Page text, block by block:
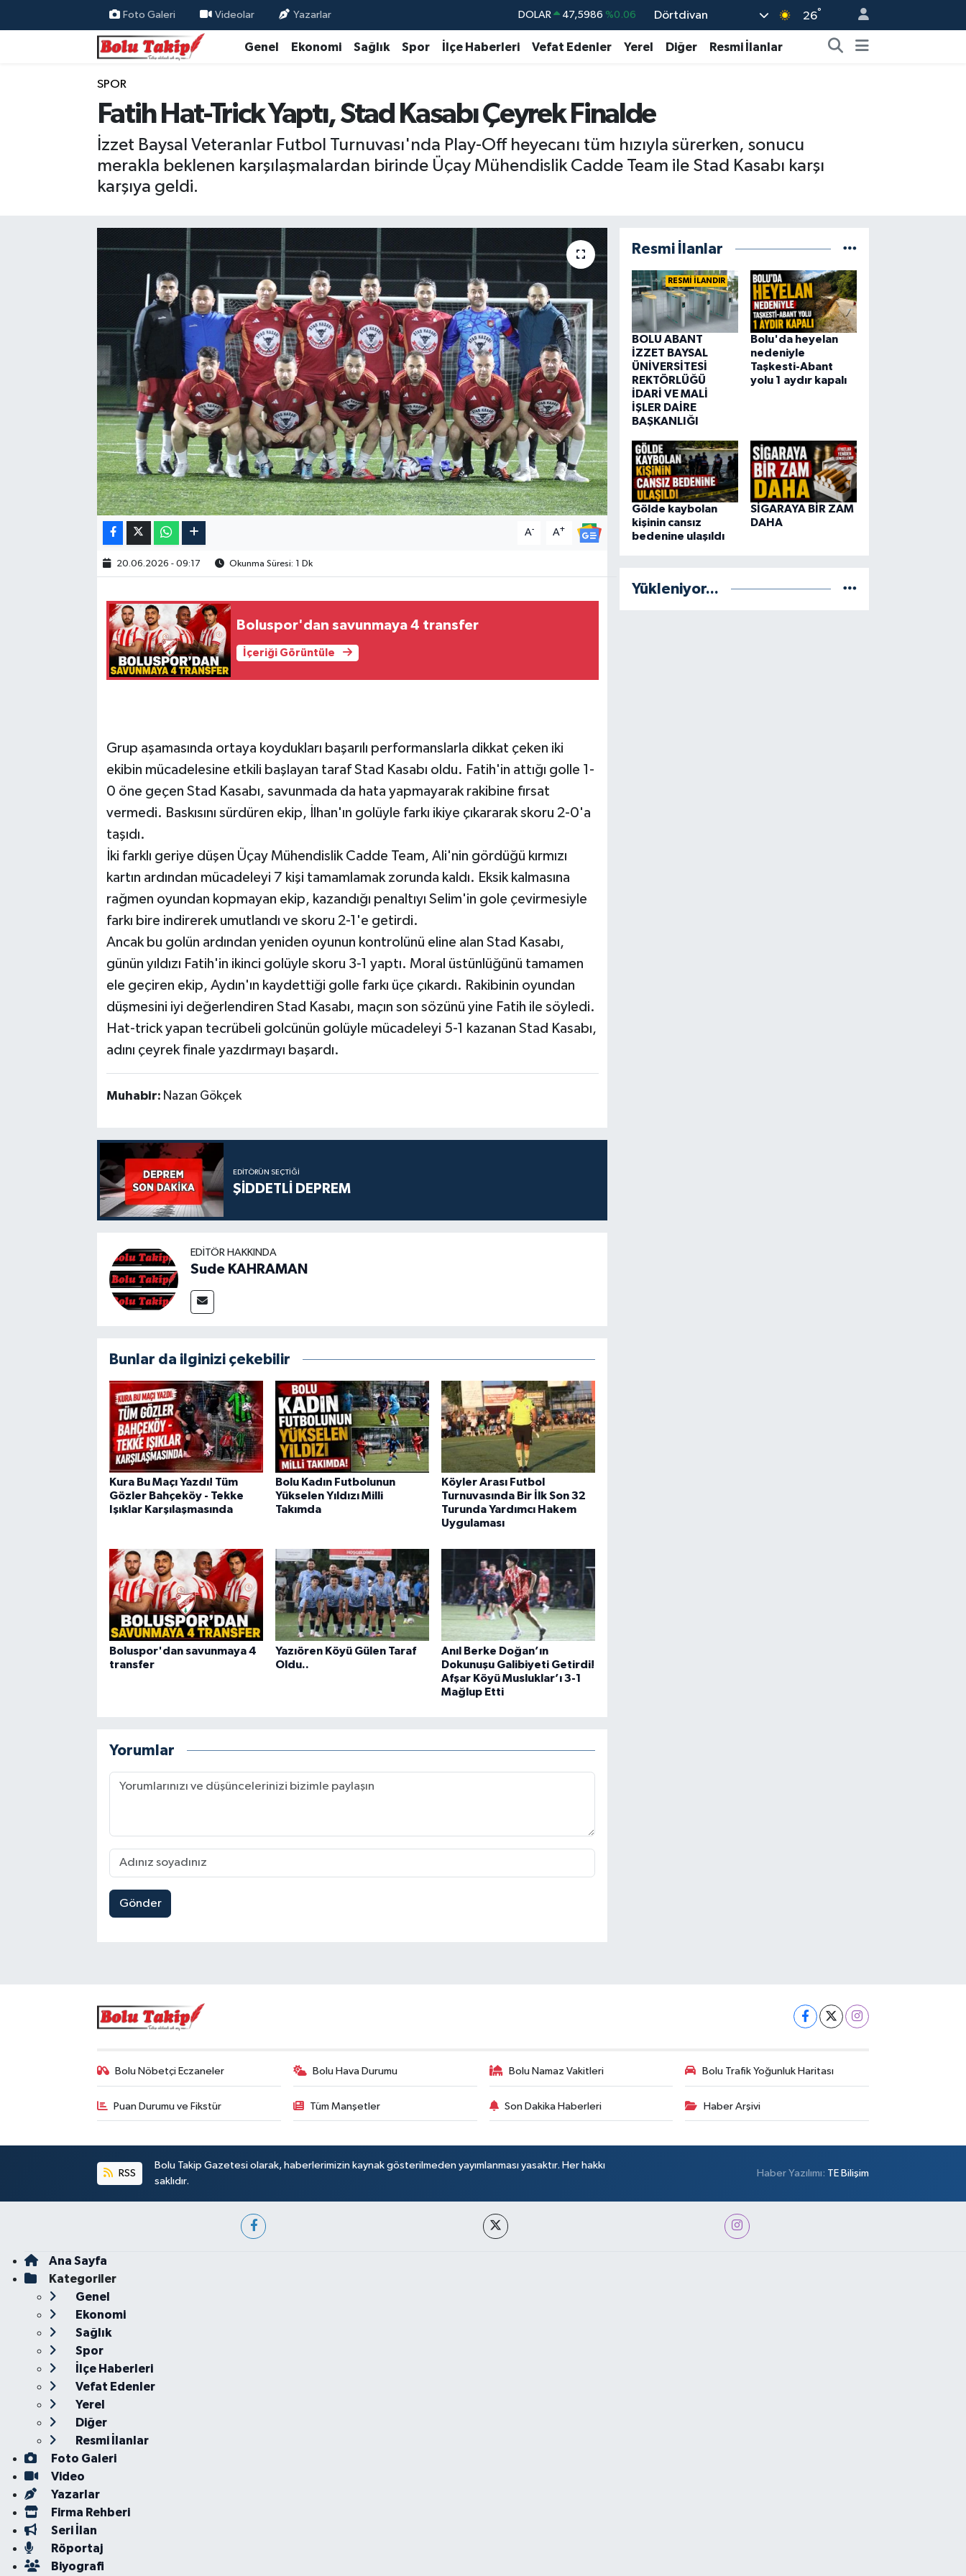
Foto Galeri Videolar Yazarlar DOLAR 47,5986 %0.06
EURO 55,0700 %0.1
BİST100 13.703 %0
BITCOIN 64.475,47 %0.66
Dörtdivan 26°
Genel Ekonomi Sağlık Spor İlçe Haberleri Vefat Edenler Yerel Diğer Resmi İlanlar
SPOR
Fatih Hat-Trick Yaptı, Stad Kasabı Çeyrek Finalde
İzzet Baysal Veteranlar Futbol Turnuvası'nda Play-Off heyecanı tüm hızıyla sürerken, sonucu
merakla beklenen karşılaşmalardan birinde Üçay Mühendislik Cadde Team ile Stad Kasabı karşı
karşıya geldi.
A- A+
20.06.2026 - 09:17 Okunma Süresi: 1 Dk
Boluspor'dan savunmaya 4 transfer
İçeriği Görüntüle
Grup aşamasında ortaya koydukları başarılı performanslarla dikkat çeken iki
ekibin mücadelesine etkili başlayan taraf Stad Kasabı oldu. Fatih'in attığı golle 1-
0 öne geçen Stad Kasabı, savunmada da hata yapmayarak rakibine fırsat
vermedi. Baskısını sürdüren ekip, İlhan'ın golüyle farkı ikiye çıkararak skoru 2-0'a
taşıdı.
İki farklı geriye düşen Üçay Mühendislik Cadde Team, Ali'nin gördüğü kırmızı
kartın ardından mücadeleyi 7 kişi tamamlamak zorunda kaldı. Eksik kalmasına
rağmen oyundan kopmayan ekip, kazandığı penaltıyı Selim'in gole çevirmesiyle
farkı bire indirerek umutlandı ve skoru 2-1'e getirdi.
Ancak bu golün ardından yeniden oyunun kontrolünü eline alan Stad Kasabı,
günün yıldızı Fatih'in ikinci golüyle skoru 3-1 yaptı. Moral üstünlüğünü tamamen
ele geçiren ekip, Aydın'ın kaydettiği golle farkı üçe çıkardı. Rakibinin oyundan
düşmesini iyi değerlendiren Stad Kasabı, maçın son sözünü yine Fatih ile söyledi.
Hat-trick yapan tecrübeli golcünün golüyle mücadeleyi 5-1 kazanan Stad Kasabı,
adını çeyrek finale yazdırmayı başardı.
Muhabir: Nazan Gökçek
EDITÖRÜN SEÇTIĞI
ŞİDDETLİ DEPREM
EDITÖR HAKKINDA
Sude KAHRAMAN
Bunlar da ilginizi çekebilir
Kura Bu Maçı Yazdı! Tüm
Gözler Bahçeköy - Tekke
Işıklar Karşılaşmasında
Bolu Kadın Futbolunun
Yükselen Yıldızı Milli
Takımda
Köyler Arası Futbol
Turnuvasında Bir İlk Son 32
Turunda Yardımcı Hakem
Uygulaması
Boluspor'dan savunmaya 4
transfer
Yazıören Köyü Gülen Taraf
Oldu..
Anıl Berke Doğan’ın
Dokunuşu Galibiyeti Getirdi!
Afşar Köyü Musluklar’ı 3-1
Mağlup Etti
Yorumlar
Gönder
Resmi İlanlar
RESMİ İLANDIR
BOLU ABANT
İZZET BAYSAL
ÜNİVERSİTESİ
REKTÖRLÜĞÜ
İDARİ VE MALİ
İŞLER DAİRE
BAŞKANLIĞI
Bolu'da heyelan
nedeniyle
Taşkesti-Abant
yolu 1 aydır kapalı
Gölde kaybolan
kişinin cansız
bedenine ulaşıldı
SİGARAYA BİR ZAM
DAHA
Yükleniyor...
Bolu Nöbetçi Eczaneler Bolu Hava Durumu Bolu Namaz Vakitleri Bolu Trafik Yoğunluk Haritası
Puan Durumu ve Fikstür Tüm Manşetler Son Dakika Haberleri Haber Arşivi
RSS
Bolu Takip Gazetesi olarak, haberlerimizin kaynak gösterilmeden yayımlanması yasaktır. Her hakkı
saklıdır.
Haber Yazılımı: TE Bilişim
Ana Sayfa
Kategoriler
Genel
Ekonomi
Sağlık
Spor
İlçe Haberleri
Vefat Edenler
Yerel
Diğer
Resmi İlanlar
Foto Galeri
Video
Yazarlar
Firma Rehberi
Seri İlan
Röportaj
Biyografi